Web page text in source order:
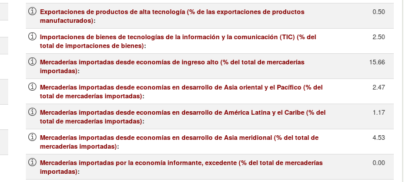
Exportaciones de productos de alta tecnología (% de las exportaciones de productos
manufacturados):
0.50
Importaciones de bienes de tecnologías de la información y la comunicación (TIC) (% del
total de importaciones de bienes):
2.50
Mercaderías importadas desde economías de ingreso alto (% del total de mercaderías
importadas):
15.66
Mercaderías importadas desde economías en desarrollo de Asia oriental y el Pacífico (% del
total de mercaderías importadas):
2.47
Mercaderías importadas desde economías en desarrollo de América Latina y el Caribe (% del
total de mercaderías importadas):
1.17
Mercaderías importadas desde economías en desarrollo de Asia meridional (% del total de
mercaderías importadas):
4.53
Mercaderías importadas por la economía informante, excedente (% del total de mercaderías
importadas):
0.00